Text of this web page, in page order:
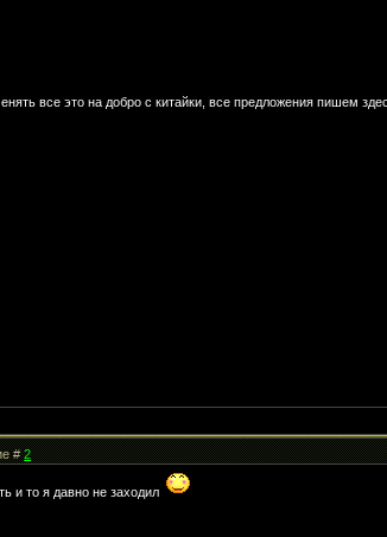
все это на добро с китайки, все предложения пишем
#2
и то я давно не заходил